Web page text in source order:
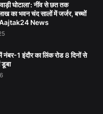
घोटाला': नींव से छत तक
का भवन चंद सालों में जर्जर, बच्चों
Aajtak24 News
नंबर-1 इंदौर का लिंक रोड 8 दिनों से